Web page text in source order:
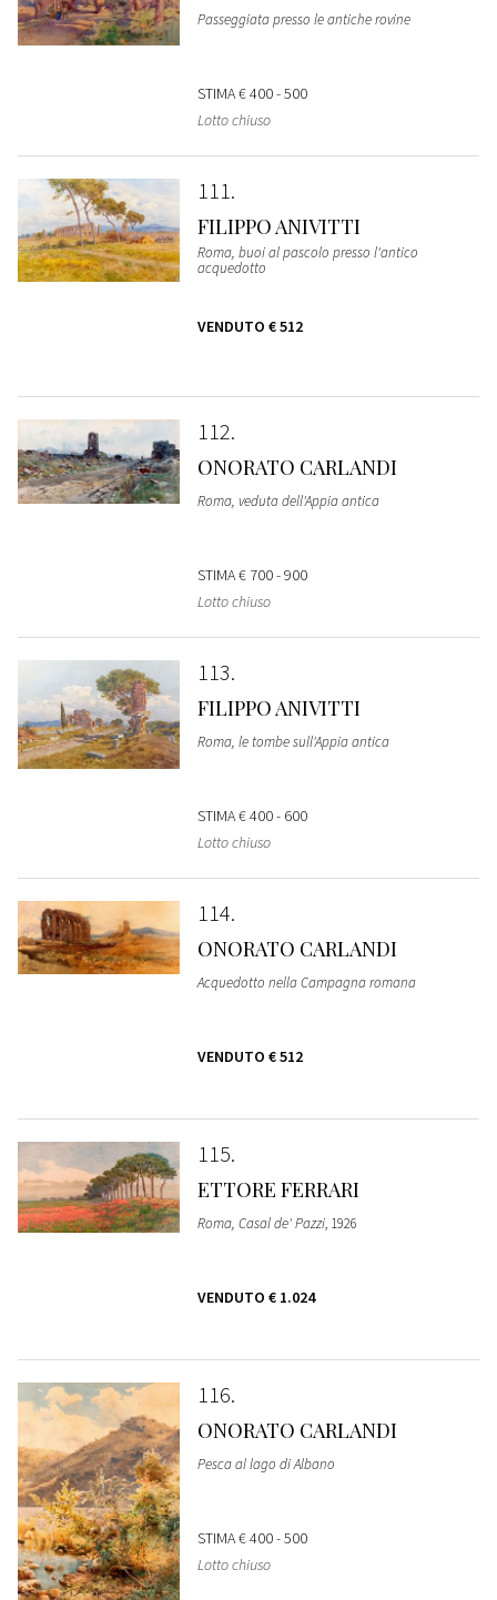
Passeggiata presso le antiche rovine
STIMA€ 400 - 500
Lotto chiuso
111
FILIPPO ANIVITTI
Roma, buoi al pascolo presso l'antico
acquedotto
VENDUTO € 512
112
ONORATO CARLANDI
Roma, veduta dell'Appia antica
STIMA€ 700 - 900
Lotto chiuso
113
FILIPPO ANIVITTI
Roma, le tombe sull'Appia antica
STIMA€ 400 - 600
Lotto chiuso
114
ONORATO CARLANDI
Acquedotto nella Campagna romana
VENDUTO € 512
115
ETTORE FERRARI
Roma, Casal de' Pazzi, 1926
VENDUTO € 1.024
116
ONORATO CARLANDI
Pesca al lago di Albano
STIMA€ 400 - 500
Lotto chiuso